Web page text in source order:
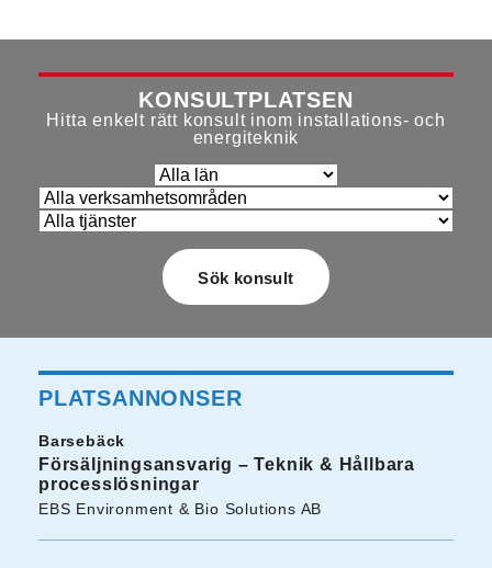
KONSULTPLATSEN
Hitta enkelt rätt konsult inom installations- och
energiteknik
PLATSANNONSER
Barsebäck
Försäljningsansvarig – Teknik & Hållbara
processlösningar
EBS Environment & Bio Solutions AB